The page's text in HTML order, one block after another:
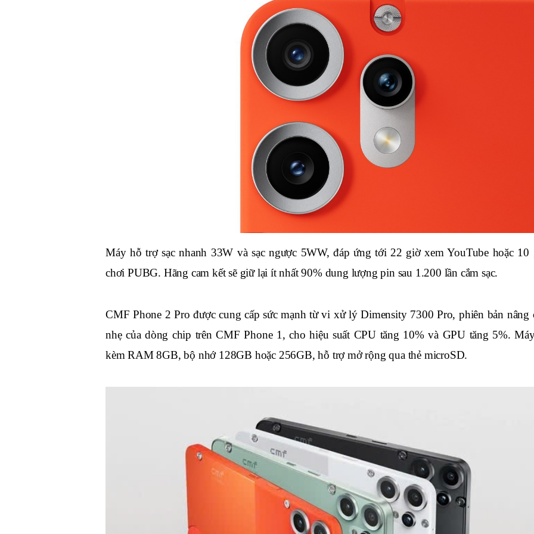
Máy hỗ trợ sạc nhanh 33W và sạc ngược 5WW, đáp ứng tới 22 giờ xem YouTube hoặc 10
chơi PUBG. Hãng cam kết sẽ giữ lại ít nhất 90% dung lượng pin sau 1.200 lần cắm sạc.
CMF Phone 2 Pro được cung cấp sức mạnh từ vi xử lý Dimensity 7300 Pro, phiên bản nâng
nhẹ của dòng chip trên CMF Phone 1, cho hiệu suất CPU tăng 10% và GPU tăng 5%.
kèm RAM 8GB, bộ nhớ 128GB hoặc 256GB, hỗ trợ mở rộng qua thẻ microSD.